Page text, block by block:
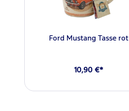
Ford Mustang Tasse rot
10,90 €*